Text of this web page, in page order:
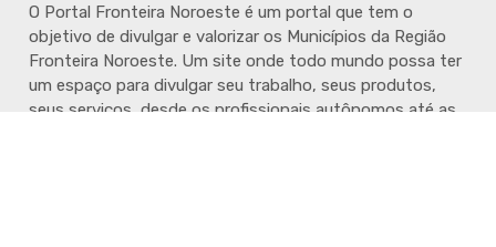
O Portal Fronteira Noroeste é um portal que tem o
objetivo de divulgar e valorizar os Municípios da Região
Fronteira Noroeste. Um site onde todo mundo possa ter
um espaço para divulgar seu trabalho, seus produtos,
seus serviços, desde os profissionais autônomos até as